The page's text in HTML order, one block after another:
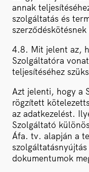
annak
szolgáltatás és
4.8. Mit jelent az,
Szolgáltatóra
teljesítéséhez
Azt jelenti, hogy a
rögzített
az adatkezelést.
Szolgáltató
Áfa. tv. alapján a
dokumentumok